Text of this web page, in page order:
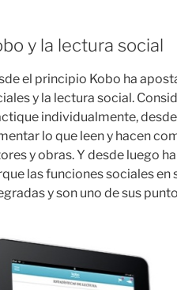
y la lectura social
el principio Kobo ha
y la lectura social.
individualmente,
lo que leen y hacen
y obras. Y desde luego
las funciones sociales en
y son uno de sus